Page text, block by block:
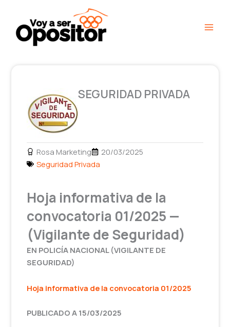
contenido
SEGURIDAD PRIVADA
Rosa Marketing
20/03/2025
Seguridad Privada
Hoja informativa de la
convocatoria 01/2025 —
(Vigilante de Seguridad)
EN POLICÍA NACIONAL (VIGILANTE DE
SEGURIDAD)
Hoja informativa de la convocatoria 01/2025
PUBLICADO A 15/03/2025